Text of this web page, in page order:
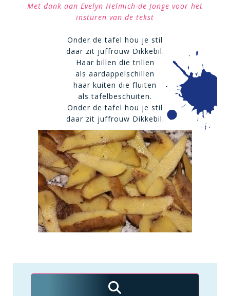
Met dank aan Evelyn Helmich-de Jonge voor het
insturen van de tekst
Onder de tafel hou je stil
daar zit juffrouw Dikkebil.
Haar billen die trillen
als aardappelschillen
haar kuiten die fluiten
als tafelbeschuiten.
Onder de tafel hou je stil
daar zit juffrouw Dikkebil.